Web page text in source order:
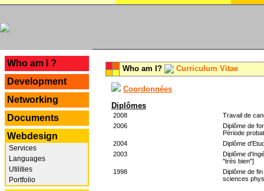
Who am I ?
Development
Networking
Documents
Webdesign
Services
Languages
Utilities
Portfolio
Who am I? Curriculum Vitae
Coordonnées
Diplômes
2008
Travail de
2006
Diplôme de
Période
2004
Diplôme
2003
Diplôme
"très bien"]
1998
Diplôme de
sciences